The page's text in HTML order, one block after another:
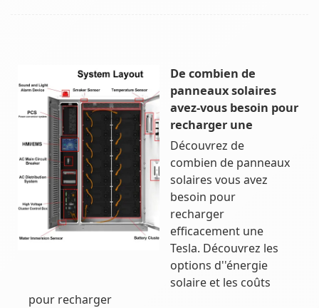
De combien de
panneaux solaires
avez-vous besoin pour
recharger une
Découvrez de
combien de panneaux
solaires vous avez
besoin pour
recharger
efficacement une
Tesla. Découvrez les
options d''énergie
solaire et les coûts
pour recharger